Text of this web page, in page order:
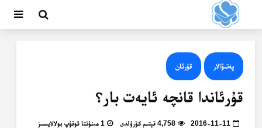
پەتىۋالار قۇرئان
قۇرئاندا قانچە ئايەت بار؟
2016-11-11 4,758 قېتىم كۆرۈلدى 1 مىنۇتتا ئوقۇپ بولالايسىز